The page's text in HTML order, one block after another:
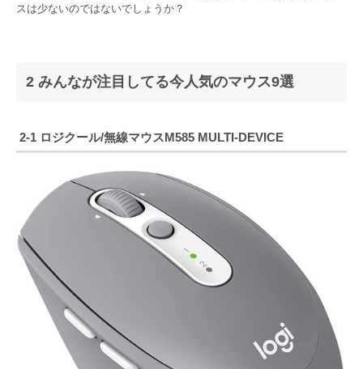
スは少ないのではないでしょうか？
2 みんなが注目してる今人気のマウス9選
2-1 ロジクール/無線マウスM585 MULTI-DEVICE